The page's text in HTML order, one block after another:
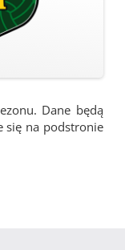
Dane będą
się na podstronie